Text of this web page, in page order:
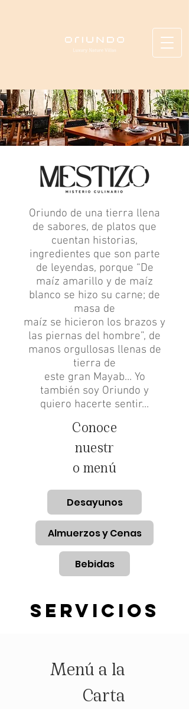
Oriundo de una tierra llena
de sabores, de platos que
cuentan historias,
ingredientes que son parte
de leyendas, porque “De
maíz amarillo y de maíz
blanco se hizo su carne; de
masa de
maíz se hicieron los brazos y
las piernas del hombre”, de
manos orgullosas llenas de
tierra de
este gran Mayab... Yo
también soy Oriundo y
quiero hacerte sentir...
Conoce
nuestr
o menú
Desayunos
Almuerzos y Cenas
Bebidas
servicios
Menú a la
Carta